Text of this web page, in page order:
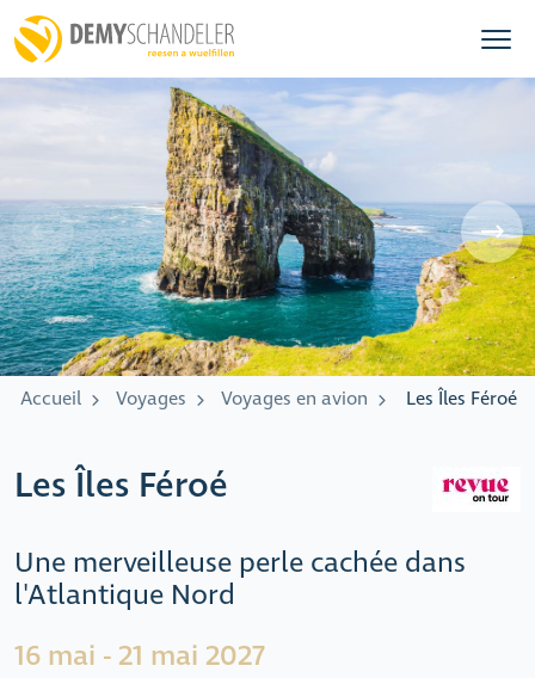
Accueil Voyages Voyages en avion Les Îles Féroé
Les Îles Féroé
Une merveilleuse perle cachée dans
l'Atlantique Nord
16 mai - 21 mai 2027